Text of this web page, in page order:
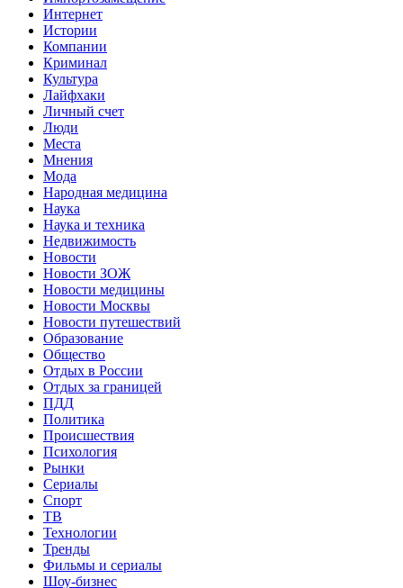
Интернет
Истории
Компании
Криминал
Культура
Лайфхаки
Личный счет
Люди
Места
Мнения
Мода
Народная медицина
Наука
Наука и техника
Недвижимость
Новости
Новости ЗОЖ
Новости медицины
Новости Москвы
Новости путешествий
Образование
Общество
Отдых в России
Отдых за границей
ПДД
Политика
Происшествия
Психология
Рынки
Сериалы
Спорт
ТВ
Технологии
Тренды
Фильмы и сериалы
Шоу-бизнес